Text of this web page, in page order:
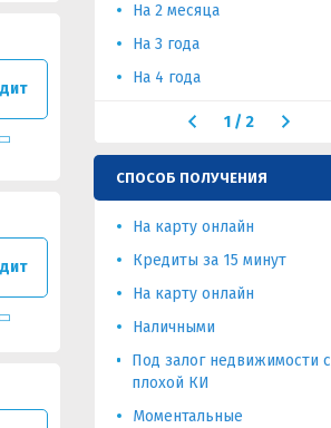
На 2 месяца
На 3 года
На 4 года
1 / 2
СПОСОБ ПОЛУЧЕНИЯ
На карту онлайн
Кредиты за 15 минут
На карту онлайн
Наличными
Под залог недвижимости с
плохой КИ
Моментальные